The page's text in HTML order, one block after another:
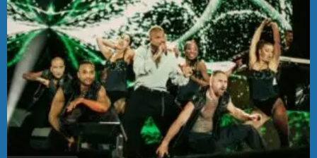
Luigi Texidor: De los ingenios de la caña a las tarimas
con la salsa gorda | Es Noticia PR
40:07
Programa Golf para todos | Es Noticia PR
02:28
Microempresaria de Adjuntas en Semana de la Mujer
2026 | Es Noticia PR
01:33
Turismo religioso en el sur de Puerto Rico | ES Noticia
PR
01:12